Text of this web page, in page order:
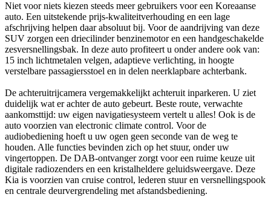
Niet voor niets kiezen steeds meer gebruikers voor een Koreaanse
auto. Een uitstekende prijs-kwaliteitverhouding en een lage
afschrijving helpen daar absoluut bij. Voor de aandrijving van deze
SUV zorgen een driecilinder benzinemotor en een handgeschakelde
zesversnellingsbak. In deze auto profiteert u onder andere ook van:
15 inch lichtmetalen velgen, adaptieve verlichting, in hoogte
verstelbare passagiersstoel en in delen neerklapbare achterbank.
De achteruitrijcamera vergemakkelijkt achteruit inparkeren. U ziet
duidelijk wat er achter de auto gebeurt. Beste route, verwachte
aankomsttijd: uw eigen navigatiesysteem vertelt u alles! Ook is de
auto voorzien van electronic climate control. Voor de
audiobediening hoeft u uw ogen geen seconde van de weg te
houden. Alle functies bevinden zich op het stuur, onder uw
vingertoppen. De DAB-ontvanger zorgt voor een ruime keuze uit
digitale radiozenders en een kristalheldere geluidsweergave. Deze
Kia is voorzien van cruise control, lederen stuur en versnellingspook
en centrale deurvergrendeling met afstandsbediening.